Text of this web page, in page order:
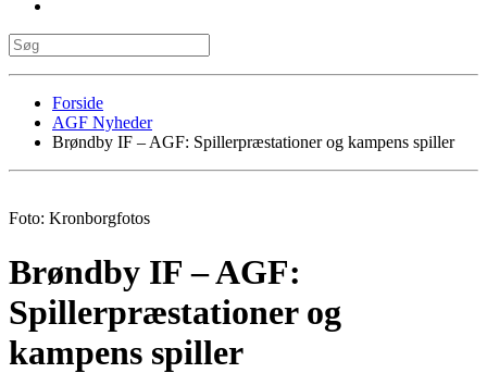
Forside
AGF Nyheder
Brøndby IF – AGF: Spillerpræstationer og kampens spiller
Foto: Kronborgfotos
Brøndby IF – AGF:
Spillerpræstationer og
kampens spiller